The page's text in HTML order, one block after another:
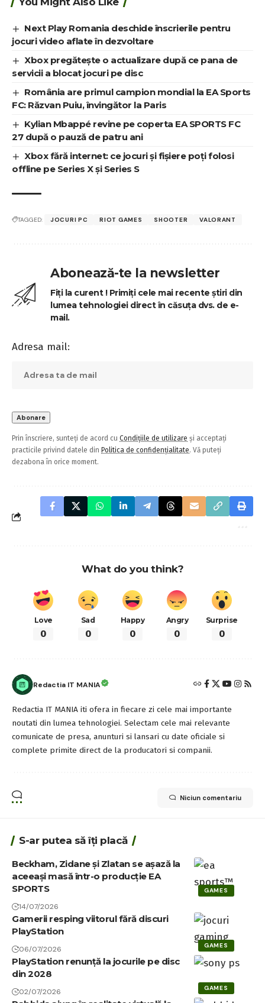
Next Play Romania deschide înscrierile pentru
jocuri video aflate în dezvoltare
Xbox pregătește o actualizare după ce pana de
servicii a blocat jocuri pe disc
România are primul campion mondial la EA Sports
FC: Răzvan Puiu, învingător la Paris
Kylian Mbappé revine pe coperta EA SPORTS FC
27 după o pauză de patru ani
Xbox fără internet: ce jocuri și fișiere poți folosi
offline pe Series X și Series S
TAGGED: JOCURI PC RIOT GAMES SHOOTER VALORANT
Abonează-te la newsletter
Fiți la curent ! Primiți cele mai recente știri din
lumea tehnologiei direct în căsuța dvs. de e-
mail.
Adresa mail:
Prin înscriere, sunteți de acord cu Condițiile de utilizare și acceptați
practicile privind datele din Politica de confidențialitate. Vă puteți
dezabona în orice moment.
What do you think?
Love
0
Sad
0
Happy
0
Angry
0
Surprise
0
Redactia IT MANIA
Redactia IT MANIA iti ofera in fiecare zi cele mai importante
noutati din lumea tehnologiei. Selectam cele mai relevante
comunicate de presa, anunturi si lansari cu date oficiale si
complete primite direct de la producatori si companii.
Niciun comentariu
S-ar putea să îți placă
GAMES
Beckham, Zidane și Zlatan se așază la
aceeași masă într-o producție EA
SPORTS
14/07/2026
GAMES
Gamerii resping viitorul fără discuri
PlayStation
06/07/2026
GAMES
PlayStation renunță la jocurile pe disc
din 2028
02/07/2026